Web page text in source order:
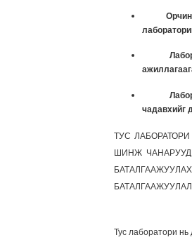
Орчин
чадавхийг
ТУС
ШИНЖ
Тус лаборатори нь